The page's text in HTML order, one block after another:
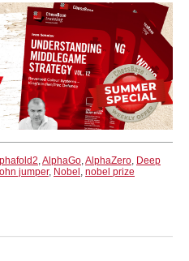
,AlphaGo,AlphaZero, Deep
jumper, Nobel , nobel prize